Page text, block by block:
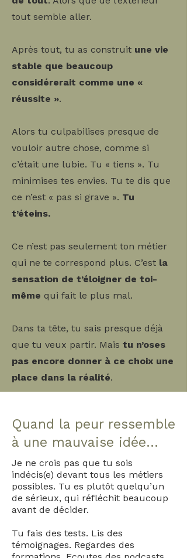
tout semble aller.
Après tout, tu as construit une vie
stable que beaucoup
considérerait comme une «
réussite ».
Alors tu culpabilises presque de
vouloir autre chose, comme si
c’était une lubie. Tu « tiens ». Tu
minimises tes envies. Tu te dis que
ce n’est « pas si grave ». Tu
t’éteins.
Ce n’est pas seulement ton métier
qui ne te correspond plus. C’est la
sensation de t’éloigner de toi-
même qui fait le plus mal.
Dans ta tête, tu sais presque déjà
que tu veux partir. Mais tu n’oses
pas encore donner à ce choix une
place dans la réalité.
Quand la peur ressemble
à une mauvaise idée…
Je ne crois pas que tu sois
indécis(e) devant tous les métiers
possibles. Tu es plutôt quelqu’un
de sérieux, qui réfléchit beaucoup
avant de décider.
Tu fais des tests. Lis des
témoignages. Regardes des